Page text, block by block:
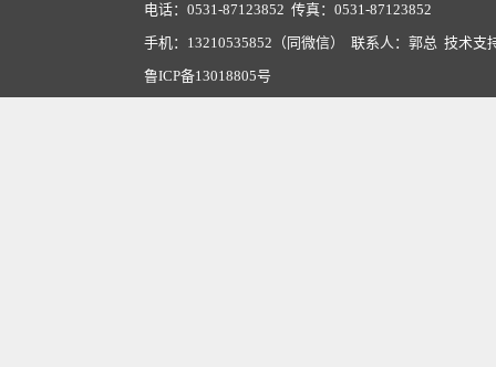
电话：0531-87123852 传真：0531-87123852
手机：13210535852（同微信） 联系人：郭总 技术支
鲁ICP备13018805号